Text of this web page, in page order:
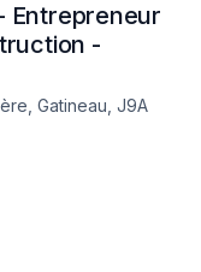
Entrepreneur
-
Gatineau, J9A